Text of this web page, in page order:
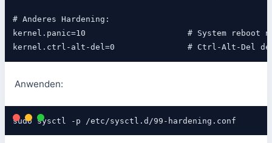
# Anderes Hardening:
kernel.panic=10                     # System reboot
kernel.ctrl-alt-del=0               # Ctrl-Alt-Del
Anwenden:
sudo sysctl -p /etc/sysctl.d/99-hardening.conf